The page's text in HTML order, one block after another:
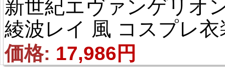
新世紀エヴァンゲリオ
綾波レイ 風 コスプレ衣
価格: 17,986円